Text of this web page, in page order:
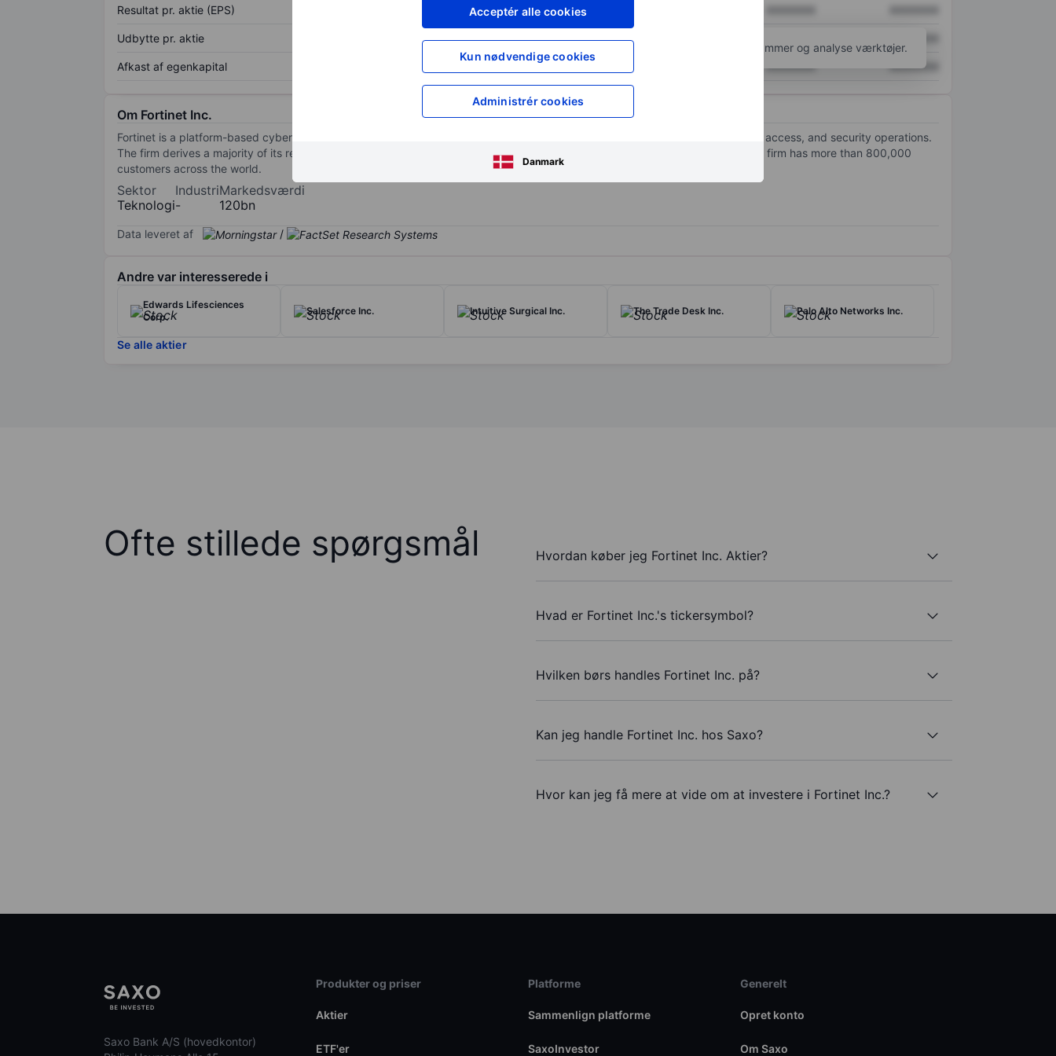
Acceptér alle cookies
Kun nødvendige cookies
Administrér cookies
Danmark
Resultat pr. aktie (EPS) XXXXXXX
Udbytte pr. aktie XXXXXXX
Afkast af egenkapital XXXXXXX XXXXXXX XXXXXXX
for at få adgang til flere diagrammer og analyse værktøjer.
Om Fortinet Inc.
Fortinet is a platform-based cybersecurity vendor with product offerings covering network security, cloud security, zero-trust access, and security operations.
The firm derives a majority of its revenue through sales of its subscriptions and support-based business. The California-based firm has more than 800,000
customers across the world.
Sektor
Teknologi
Industri
-
Markedsværdi
120bn
Data leveret af /
Andre var interesserede i
Edwards Lifesciences
Corp.
Salesforce Inc. Intuitive Surgical Inc. The Trade Desk Inc. Palo Alto Networks Inc.
Se alle aktier
Ofte stillede spørgsmål Hvordan køber jeg Fortinet Inc. Aktier?
Hvad er Fortinet Inc.'s tickersymbol?
Hvilken børs handles Fortinet Inc. på?
Kan jeg handle Fortinet Inc. hos Saxo?
Hvor kan jeg få mere at vide om at investere i Fortinet Inc.?
Saxo Bank A/S (hovedkontor)
Produkter og priser
Aktier
ETF'er
Platforme
Sammenlign platforme
SaxoInvestor
Generelt
Opret konto
Om Saxo